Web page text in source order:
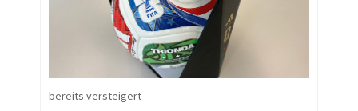
bereits versteigert